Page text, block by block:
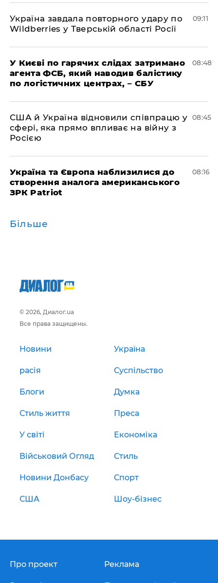
Україна завдала повторного удару по
Wildberries у Тверській області Росії
09:11
У Києві по гарячих слідах затримано
агента ФСБ, який наводив балістику
по логістичних центрах, – СБУ
08:48
США й Україна відновили співпрацю у
сфері, яка прямо впливає на війну з
Росією
08:45
Україна та Європа наблизилися до
створення аналога американського
ЗРК Patriot
08:16
Більше
© 2026, Диалог.ua
Все права защищены.
Новини Україна
расія Суспільство
Блоги Думка
Стиль життя Преса
У світі Економіка
Військовий Огляд Стиль
Новини Донбасу Спорт
США Шоу-бізнес
Про проект Реклама